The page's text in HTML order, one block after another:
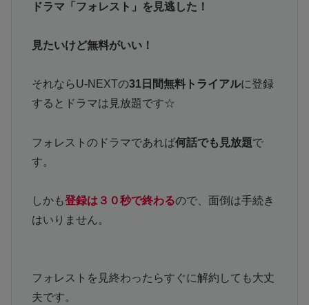
ドラマ「フォレスト」を見逃した！
見たいけど無料がいい！
それならU-NEXTの31日間無料トライアルに登録
するとドラマは見放題です☆
フォレストのドラマであれば何話でも見放題で
す。
しかも登録は３０秒で終わるので、面倒は手続き
はいりません。
フォレストを見終わったらすぐに解約しても大丈
夫です。